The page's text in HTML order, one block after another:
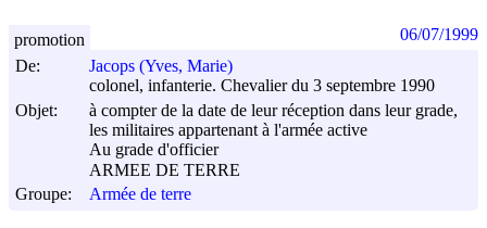
De:
Jacops (Yves, Marie)
colonel, infanterie. Chevalier du 3 septembre 1990
Objet:
à compter de la date de leur réception dans leur grade,
les militaires appartenant à l'armée active
Au grade d'officier
ARMEE DE TERRE
Groupe:
Armée de terre
promotion 06/07/1999